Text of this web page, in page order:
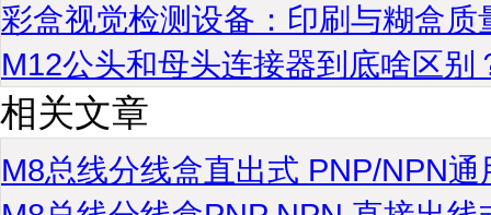
彩盒视觉检测设备：印刷与糊盒质
M12公头和母头连接器到底啥区别
相关文章
M8总线分线盒直出式 PNP/NPN通